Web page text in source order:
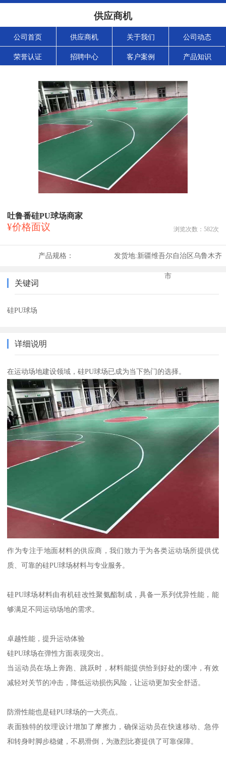
供应商机
公司首页 供应商机 关于我们 公司动态
荣誉认证 招聘中心 客户案例 产品知识
吐鲁番硅PU球场商家
¥价格面议 浏览次数： 582次
产品规格： 发货地:新疆维吾尔自治区乌鲁木齐
市
关键词
硅PU球场
详细说明
在运动场地建设领域，硅PU球场已成为当下热门的选择。
作为专注于地面材料的供应商，我们致力于为各类运动场所提供优
质、可靠的硅PU球场材料与专业服务。
硅PU球场材料由有机硅改性聚氨酯制成，具备一系列优异性能，能
够满足不同运动场地的需求。
卓越性能，提升运动体验
硅PU球场在弹性方面表现突出。
当运动员在场上奔跑、跳跃时，材料能提供恰到好处的缓冲，有效
减轻对关节的冲击，降低运动损伤风险，让运动更加安全舒适。
防滑性能也是硅PU球场的一大亮点。
表面独特的纹理设计增加了摩擦力，确保运动员在快速移动、急停
和转身时脚步稳健，不易滑倒，为激烈比赛提供了可靠保障。